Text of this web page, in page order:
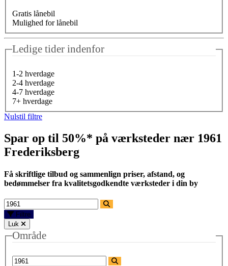
Gratis lånebil
Mulighed for lånebil
Ledige tider indenfor
1-2 hverdage
2-4 hverdage
4-7 hverdage
7+ hverdage
Nulstil filtre
Spar op til 50%* på værksteder nær 1961
Frederiksberg
Få skriftlige tilbud og sammenlign priser, afstand, og
bedømmelser fra kvalitetsgodkendte værksteder i din by
Filtre
Luk
Område